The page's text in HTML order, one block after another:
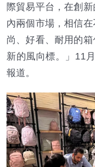
際貿易平台，在創
內兩個市場，相信
尚、好看、耐用的
新的風向標。」11
報道。